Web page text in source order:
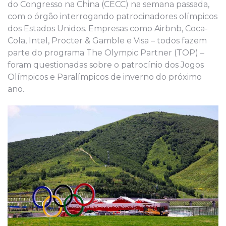
do Congresso na China (CECC) na semana passada,
com o órgão interrogando patrocinadores olímpicos
dos Estados Unidos. Empresas como Airbnb, Coca-
Cola, Intel, Procter & Gamble e Visa – todos fazem
parte do programa The Olympic Partner (TOP) –
foram questionadas sobre o patrocínio dos Jogos
Olímpicos e Paralímpicos de inverno do próximo
ano.